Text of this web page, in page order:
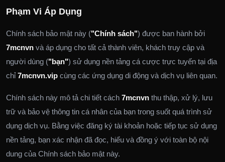
Phạm Vi Áp Dụng
Chính sách bảo mật này ("Chính sách") được ban hành bởi
7mcnvn và áp dụng cho tất cả thành viên, khách truy cập và
người dùng ("bạn") sử dụng nền tảng cá cược trực tuyến tại địa
chỉ7mcnvn.vip cùng các ứng dụng di động và dịch vụ liên quan.
Chính sách này mô tả chi tiết cách 7mcnvn thu thập, xử lý, lưu
trữ và bảo vệ thông tin cá nhân của bạn trong suốt quá trình sử
dụng dịch vụ. Bằng việc đăng ký tài khoản hoặc tiếp tục sử dụng
nền tảng, bạn xác nhận đã đọc, hiểu và đồng ý với toàn bộ nội
dung của Chính sách bảo mật này.